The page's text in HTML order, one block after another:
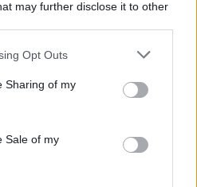
may further disclose it to other
Opt Outs
Sharing of my
Sale of my